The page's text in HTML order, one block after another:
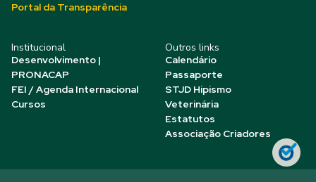
Portal da Transparência
Institucional
Desenvolvimento |
PRONACAP
FEI / Agenda Internacional
Cursos
Outros links
Calendário
Passaporte
STJD Hipismo
Veterinária
Estatutos
Associação Criadores